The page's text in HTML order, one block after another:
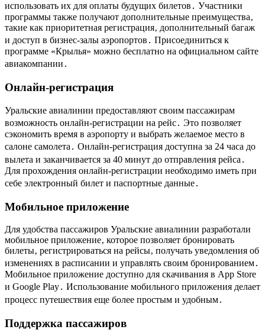
использовать их для оплаты будущих билетов․ Участники
программы также получают дополнительные преимущества‚
такие как приоритетная регистрация‚ дополнительный багаж
и доступ в бизнес-залы аэропортов․ Присоединиться к
программе «Крылья» можно бесплатно на официальном сайте
авиакомпании․
Онлайн-регистрация
Уральские авиалинии предоставляют своим пассажирам
возможность онлайн-регистрации на рейс․ Это позволяет
сэкономить время в аэропорту и выбрать желаемое место в
салоне самолета․ Онлайн-регистрация доступна за 24 часа до
вылета и заканчивается за 40 минут до отправления рейса․
Для прохождения онлайн-регистрации необходимо иметь при
себе электронный билет и паспортные данные․
Мобильное приложение
Для удобства пассажиров Уральские авиалинии разработали
мобильное приложение‚ которое позволяет бронировать
билеты‚ регистрироваться на рейсы‚ получать уведомления об
изменениях в расписании и управлять своим бронированием․
Мобильное приложение доступно для скачивания в App Store
и Google Play․ Использование мобильного приложения делает
процесс путешествия еще более простым и удобным․
Поддержка пассажиров